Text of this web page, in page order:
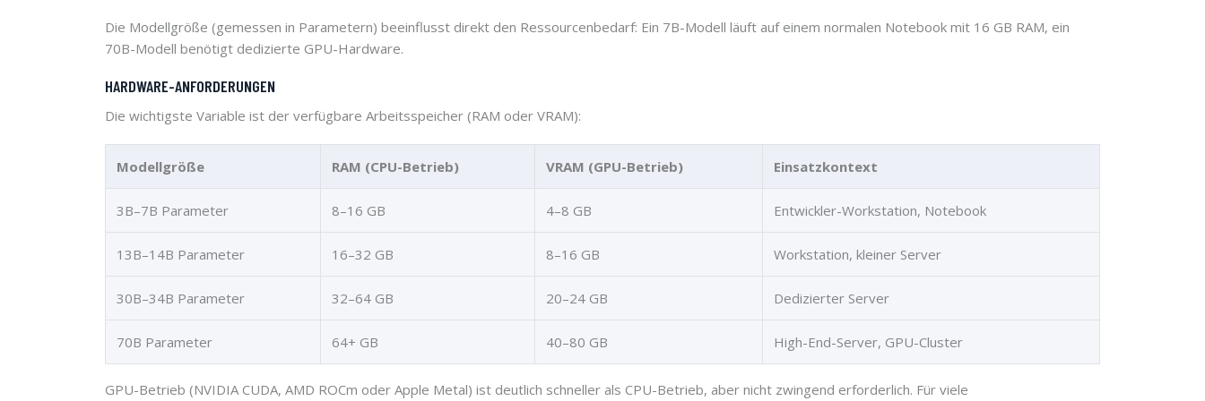
Die Modellgröße (gemessen in Parametern) beeinflusst direkt den Ressourcenbedarf: Ein 7B-Modell läuft auf einem normalen Notebook mit 16 GB RAM, ein
70B-Modell benötigt dedizierte GPU-Hardware.
HARDWARE-ANFORDERUNGEN
Die wichtigste Variable ist der verfügbare Arbeitsspeicher (RAM oder VRAM):
Modellgröße RAM (CPU-Betrieb) VRAM (GPU-Betrieb) Einsatzkontext
3B–7B Parameter 8–16 GB 4–8 GB Entwickler-Workstation, Notebook
13B–14B Parameter 16–32 GB 8–16 GB Workstation, kleiner Server
30B–34B Parameter 32–64 GB 20–24 GB Dedizierter Server
70B Parameter 64+ GB 40–80 GB High-End-Server, GPU-Cluster
GPU-Betrieb (NVIDIA CUDA, AMD ROCm oder Apple Metal) ist deutlich schneller als CPU-Betrieb, aber nicht zwingend erforderlich. Für viele